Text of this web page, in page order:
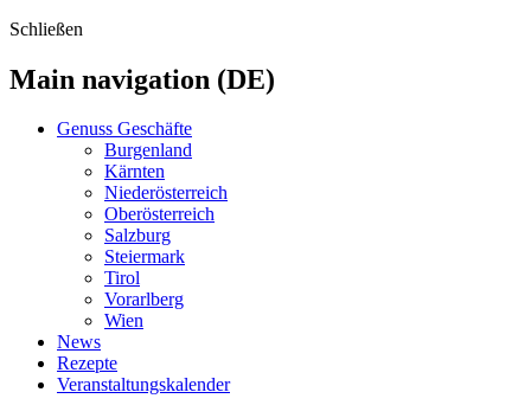
Schließen
Main navigation (DE)
Genuss Geschäfte
Burgenland
Kärnten
Niederösterreich
Oberösterreich
Salzburg
Steiermark
Tirol
Vorarlberg
Wien
News
Rezepte
Veranstaltungskalender